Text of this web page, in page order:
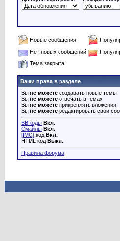
Новые сообщения
Нет новых сообщений
Тема закрыта
Ваши права в разделе
Вы не можете создавать новые темы
Вы не можете отвечать в темах
Вы не можете прикреплять вложения
Вы не можете редактировать свои
BB коды Вкл.
Смайлы Вкл.
[IMG] код Вкл.
HTML код Выкл.
Правила форума